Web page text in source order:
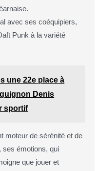
avec ses coéquipiers,
Punk à la variété
une 22e place à
Denis
sportif
moteur de sérénité et de
ses émotions, qui
que jouer et